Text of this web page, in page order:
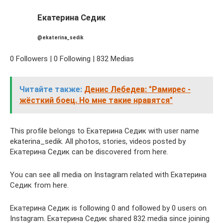
Екатерина Седик
@ekaterina_sedik
0 Followers | 0 Following | 832 Medias
Читайте также: Денис Лебедев: "Рамирес -
жёсткий боец. Но мне такие нравятся"
This profile belongs to Екатерина Седик with user name
ekaterina_sedik. All photos, stories, videos posted by
Екатерина Седик can be discovered from here.
You can see all media on Instagram related with Екатерина
Седик from here.
Екатерина Седик is following 0 and followed by 0 users on
Instagram. Екатерина Седик shared 832 media since joining